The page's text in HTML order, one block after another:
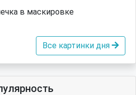
в маскировке
Все картинки дня